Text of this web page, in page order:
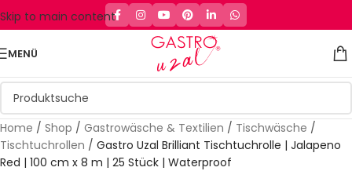
Skip to main content
MENÜ
Home / Shop / Gastrowäsche & Textilien / Tischwäsche /
Tischtuchrollen / Gastro Uzal Brilliant Tischtuchrolle | Jalapeno
Red | 100 cm x 8 m | 25 Stück | Waterproof